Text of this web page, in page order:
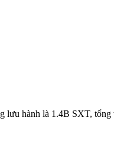
lưu hành là 1.4B SXT, tổng